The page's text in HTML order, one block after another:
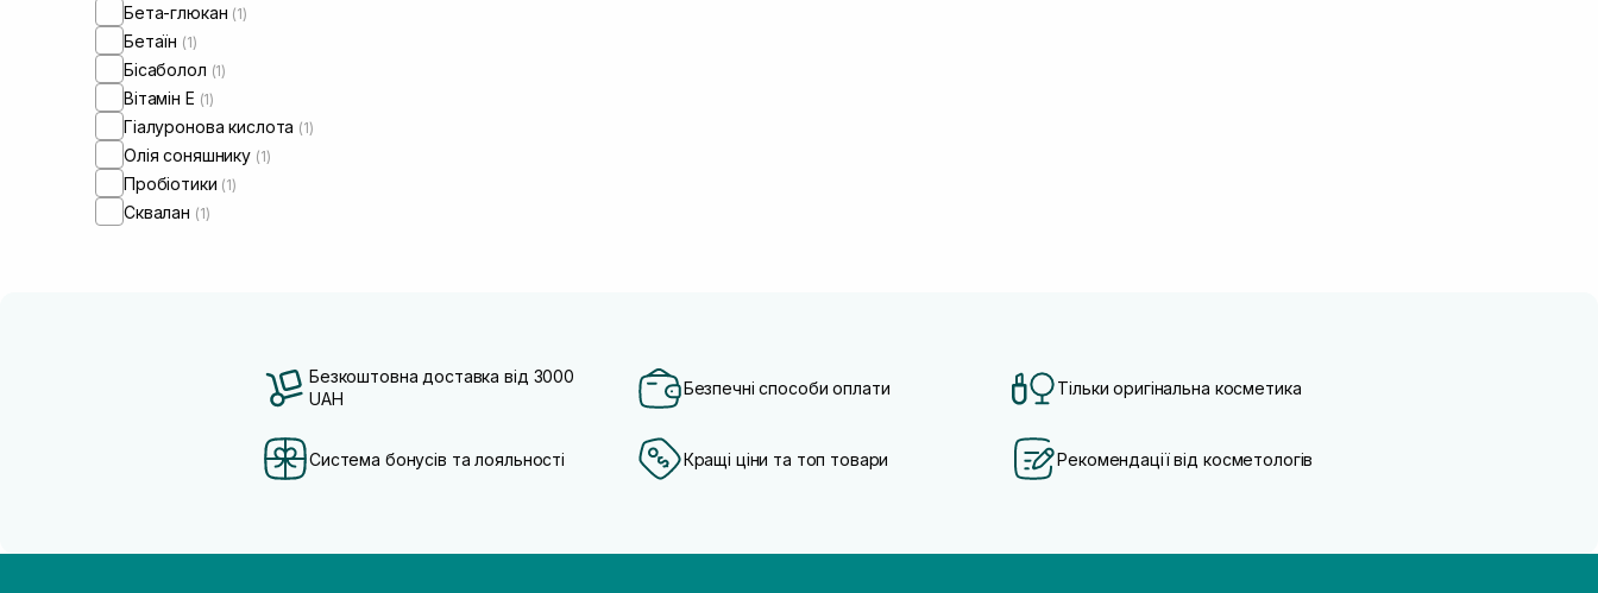
Бета-глюкан (1)
Бетаїн (1)
Бісаболол (1)
Вітамін Е (1)
Гіалуронова кислота (1)
Олія соняшнику (1)
Пробіотики (1)
Сквалан (1)
Безкоштовна доставка від 3000
UAH
Безпечні способи оплати Тільки оригінальна косметика
Система бонусів та лояльності Кращі ціни та топ товари Рекомендації від косметологів